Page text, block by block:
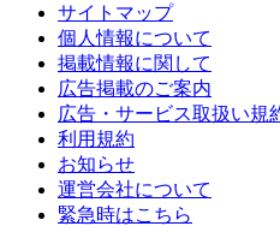
サイトマップ
個人情報について
掲載情報に関して
広告掲載のご案内
広告・サービス取扱い規
利用規約
お知らせ
運営会社について
緊急時はこちら